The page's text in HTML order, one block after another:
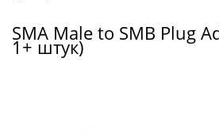
SMA Male to SMB Plug
1+ штук)